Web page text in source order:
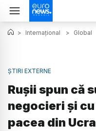
> Internațional > Global
ȘTIRI EXTERNE
Rușii spun că
negocieri și
pacea din